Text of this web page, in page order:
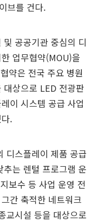
브를 건다.
공공기관 중심의 디
업무협약(MOU)을
약은 전국 주요 병원
상으로 LED 전광판
이 시스템 공급 사업
.
디스플레이 제품 공급
는 렌털 프로그램 운
보수 등 사업 운영 전
간 축적한 네트워크
교시설 등을 대상으로